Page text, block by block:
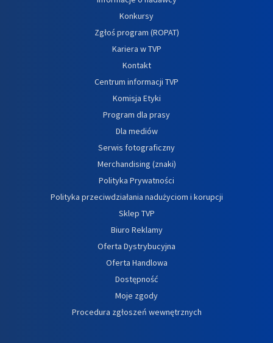
Konkursy
Zgłoś program (ROPAT)
Kariera w TVP
Kontakt
Centrum informacji TVP
Komisja Etyki
Program dla prasy
Dla mediów
Serwis fotograficzny
Merchandising (znaki)
Polityka Prywatności
Polityka przeciwdziałania nadużyciom i korupcji
Sklep TVP
Biuro Reklamy
Oferta Dystrybucyjna
Oferta Handlowa
Dostępność
Moje zgody
Procedura zgłoszeń wewnętrznych